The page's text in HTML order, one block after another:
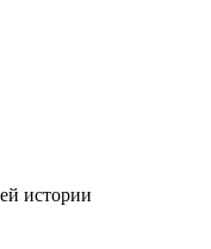
истории